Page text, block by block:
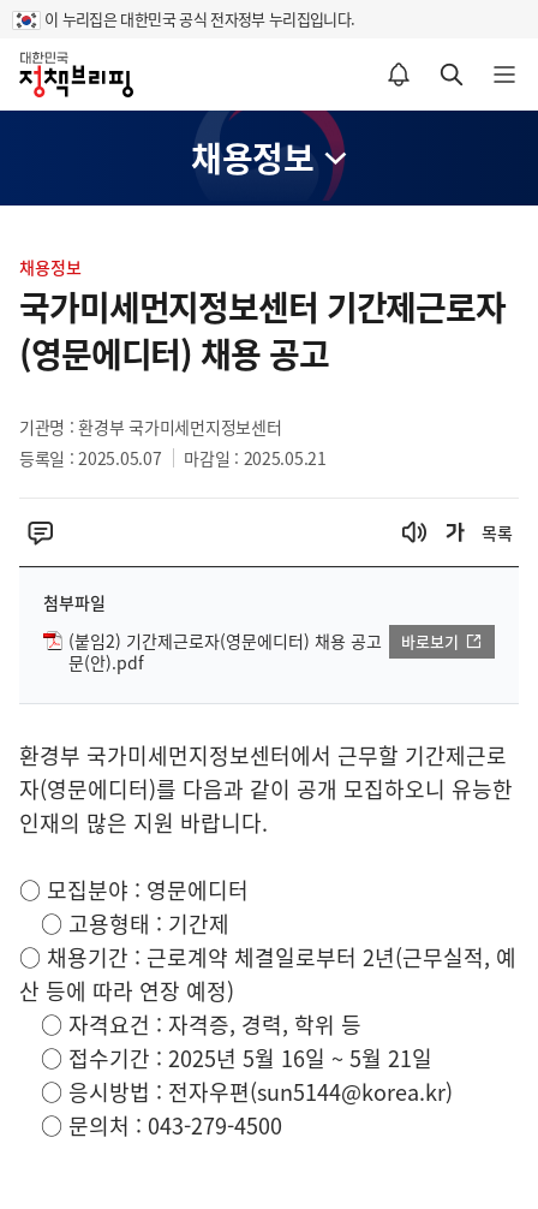
이 누리집은 대한민국 공식 전자정부 누리집입니다.
홈
알림설정 바로가기 검색 바로가기 메뉴 열기
채용정보
텐
츠
영
역
채용정보
국가미세먼지정보센터 기간제근로자
(영문에디터) 채용 공고
기관명 : 환경부 국가미세먼지정보센터
등록일 : 2025.05.07
마감일 : 2025.05.21
목록
첨부파일
(붙임2) 기간제근로자(영문에디터) 채용 공고
문(안).pdf
바로보기
환경부 국가미세먼지정보센터에서 근무할 기간제근로
자(영문에디터)를 다음과 같이 공개 모집하오니 유능한
인재의 많은 지원 바랍니다.
○ 모집분야 : 영문에디터
○ 고용형태 : 기간제
○ 채용기간 : 근로계약 체결일로부터 2년(근무실적, 예
산 등에 따라 연장 예정)
○ 자격요건 : 자격증, 경력, 학위 등
○ 접수기간 : 2025년 5월 16일 ~ 5월 21일
○ 응시방법 : 전자우편(sun5144@korea.kr)
○ 문의처 : 043-279-4500